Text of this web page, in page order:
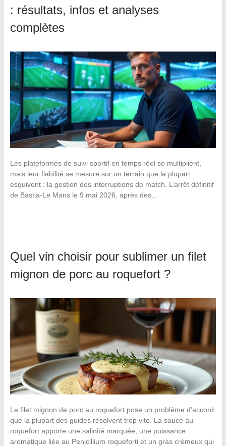
: résultats, infos et analyses
complètes
Les plateformes de suivi sportif en temps réel se multiplient,
mais leur fiabilité se mesure sur un terrain que la plupart
esquivent : la gestion des interruptions de match. L’arrêt définitif
de Bastia-Le Mans le 9 mai 2026, après des…
Quel vin choisir pour sublimer un filet
mignon de porc au roquefort ?
Le filet mignon de porc au roquefort pose un problème d’accord
que la plupart des guides résolvent trop vite. La sauce au
roquefort apporte une salinité marquée, une puissance
aromatique liée au Penicillium roqueforti et un gras crémeux qui